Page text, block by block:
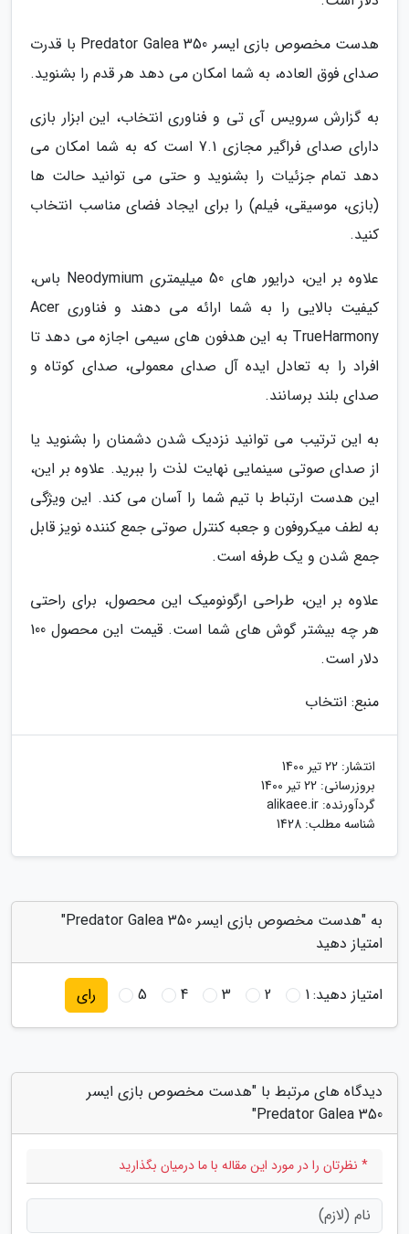
هدست مخصوص بازی ایسر Predator Galea 350 با قدرت
صدای فوق العاده، به شما امکان می دهد هر قدم را بشنوید.
به گزارش سرویس آی تی و فناوری انتخاب، این ابزار بازی
دارای صدای فراگیر مجازی 7.1 است که به شما امکان می
دهد تمام جزئیات را بشنوید و حتی می توانید حالت ها
(بازی، موسیقی، فیلم) را برای ایجاد فضای مناسب انتخاب
کنید.
علاوه بر این، درایور های 50 میلیمتری Neodymium باس،
کیفیت بالایی را به شما ارائه می دهند و فناوری Acer
TrueHarmony به این هدفون های سیمی اجازه می دهد تا
افراد را به تعادل ایده آل صدای معمولی، صدای کوتاه و
صدای بلند برسانند.
به این ترتیب می توانید نزدیک شدن دشمنان را بشنوید یا
از صدای صوتی سینمایی نهایت لذت را ببرید. علاوه بر این،
این هدست ارتباط با تیم شما را آسان می کند. این ویژگی
به لطف میکروفون و جعبه کنترل صوتی جمع کننده نویز قابل
جمع شدن و یک طرفه است.
علاوه بر این، طراحی ارگونومیک این محصول، برای راحتی
هر چه بیشتر گوش های شما است. قیمت این محصول 100
دلار است.
منبع: انتخاب
انتشار: 22 تیر 1400
بروزرسانی: 22 تیر 1400
گردآورنده: alikaee.ir
شناسه مطلب: 1428
به "هدست مخصوص بازی ایسر Predator Galea 350"
امتیاز دهید
امتیاز دهید:1
2
3
4
5 رای
دیدگاه های مرتبط با "هدست مخصوص بازی ایسر
Predator Galea 350"
* نظرتان را در مورد این مقاله با ما درمیان بگذارید